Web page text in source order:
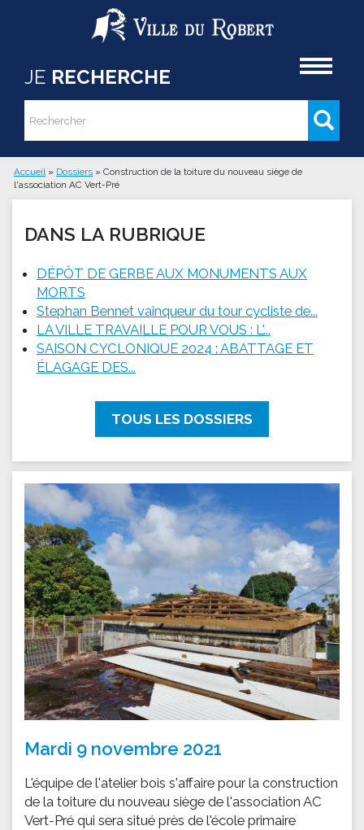
Aller au contenu principal
JE RECHERCHE
Formulaire de recherche
Rechercher
Vous êtes ici
Accueil » Dossiers » Construction de la toiture du nouveau siège de
l'association AC Vert-Pré
DANS LA RUBRIQUE
DÉPÔT DE GERBE AUX MONUMENTS AUX
MORTS
Stephan Bennet vainqueur du tour cycliste de...
LA VILLE TRAVAILLE POUR VOUS : L'...
SAISON CYCLONIQUE 2024 : ABATTAGE ET
ÉLAGAGE DES...
TOUS LES DOSSIERS
Mardi 9 novembre 2021
L'équipe de l'atelier bois s'affaire pour la construction
de la toiture du nouveau siège de l'association AC
Vert-Pré qui sera situé près de l'école primaire